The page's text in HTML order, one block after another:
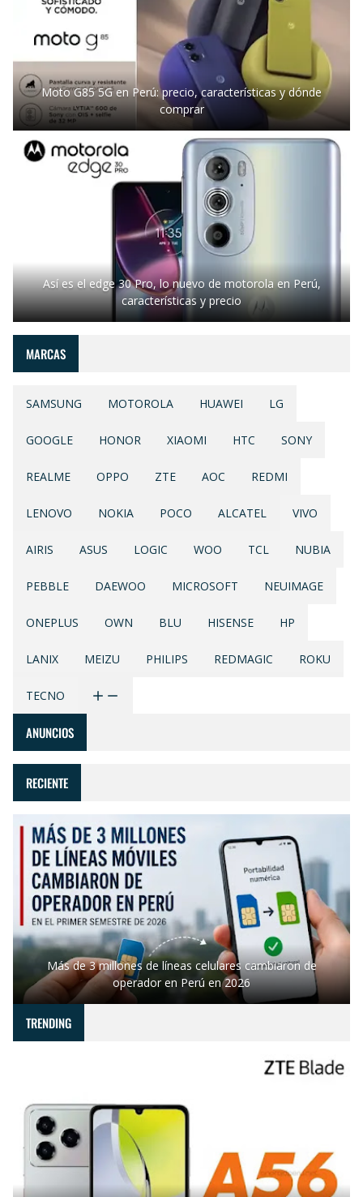
Moto G85 5G en Perú: precio, características y dónde
comprar
Así es el edge 30 Pro, lo nuevo de motorola en Perú,
características y precio
MARCAS
SAMSUNG MOTOROLA HUAWEI LG
GOOGLE HONOR XIAOMI HTC SONY
REALME OPPO ZTE AOC REDMI
LENOVO NOKIA POCO ALCATEL VIVO
AIRIS ASUS LOGIC WOO TCL NUBIA
PEBBLE DAEWOO MICROSOFT NEUIMAGE
ONEPLUS OWN BLU HISENSE HP
LANIX MEIZU PHILIPS REDMAGIC ROKU
TECNO
ANUNCIOS
RECIENTE
Más de 3 millones de líneas celulares cambiaron de
operador en Perú en 2026
TRENDING